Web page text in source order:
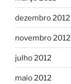
dezembro 2012
novembro 2012
julho 2012
maio 2012